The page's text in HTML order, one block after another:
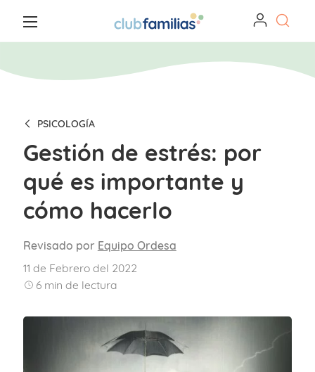
PSICOLOGÍA
Gestión de estrés: por
qué es importante y
cómo hacerlo
Revisado por Equipo Ordesa
11 de Febrero del 2022
6min de lectura